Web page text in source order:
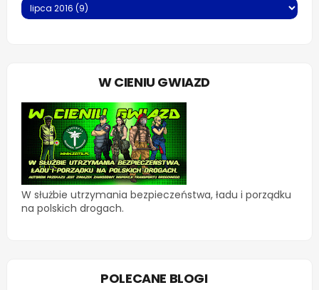
W CIENIU GWIAZD
W służbie utrzymania bezpieczeństwa, ładu i porządku
na polskich drogach.
POLECANE BLOGI